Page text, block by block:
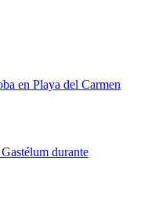
en Playa del Carmen
durante